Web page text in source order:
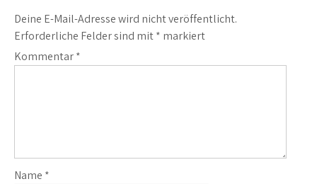
Deine E-Mail-Adresse wird nicht veröffentlicht.
Erforderliche Felder sind mit* markiert
Kommentar*
Name *